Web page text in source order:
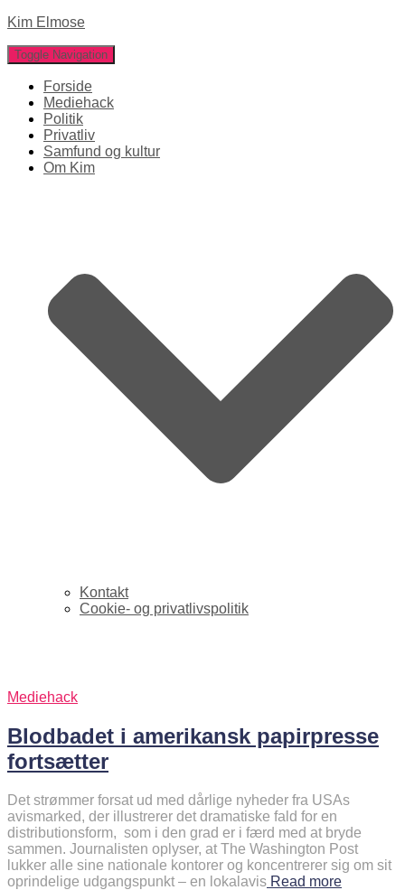
Kim Elmose
Toggle Navigation
Forside
Mediehack
Politik
Privatliv
Samfund og kultur
Om Kim
Kontakt
Cookie- og privatlivspolitik
Mediehack
Blodbadet i amerikansk papirpresse
fortsætter
Det strømmer forsat ud med dårlige nyheder fra USAs
avismarked, der illustrerer det dramatiske fald for en
distributionsform, som i den grad er i færd med at bryde
sammen. Journalisten oplyser, at The Washington Post
lukker alle sine nationale kontorer og koncentrerer sig om sit
oprindelige udgangspunkt – en lokalavis Read more